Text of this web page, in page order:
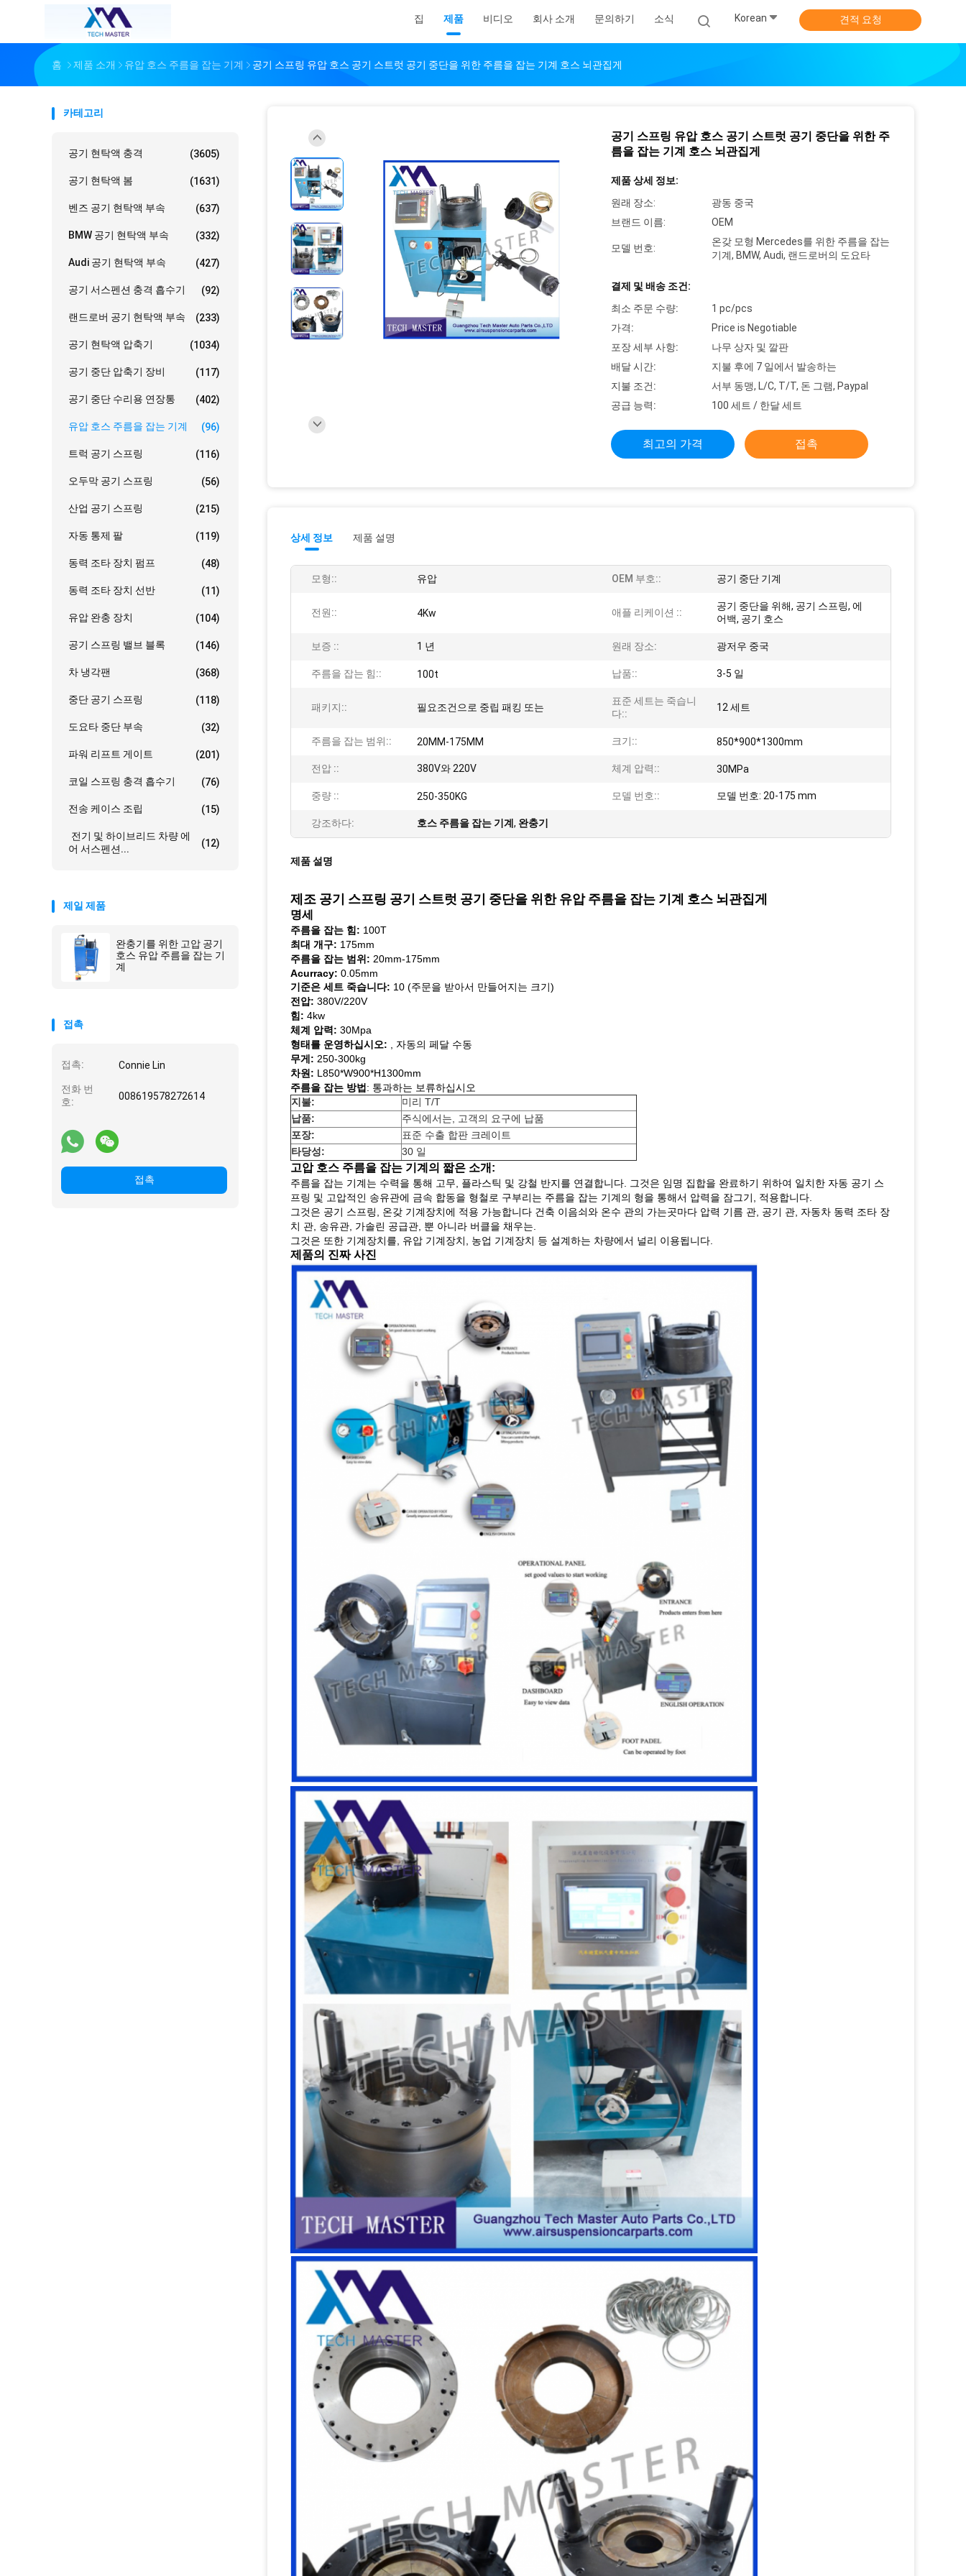
집 제품 비디오 회사 소개 문의하기 소식 Korean 견적 요청
홈 제품 소개 유압 호스 주름을 잡는 기계 공기 스프링 유압 호스 공기 스트럿 공기 중단을 위한 주름을 잡는 기계 호스 뇌관집게
카테고리
공기 현탁액 충격 (3605)
공기 현탁액 봄 (1631)
벤즈 공기 현탁액 부속 (637)
BMW 공기 현탁액 부속 (332)
Audi 공기 현탁액 부속 (427)
공기 서스펜션 충격 흡수기 (92)
랜드로버 공기 현탁액 부속 (233)
공기 현탁액 압축기 (1034)
공기 중단 압축기 장비 (117)
공기 중단 수리용 연장통 (402)
유압 호스 주름을 잡는 기계 (96)
트럭 공기 스프링 (116)
오두막 공기 스프링 (56)
산업 공기 스프링 (215)
자동 통제 팔 (119)
동력 조타 장치 펌프 (48)
동력 조타 장치 선반 (11)
유압 완충 장치 (104)
공기 스프링 밸브 블록 (146)
차 냉각팬 (368)
중단 공기 스프링 (118)
도요타 중단 부속 (32)
파워 리프트 게이트 (201)
코일 스프링 충격 흡수기 (76)
전송 케이스 조립 (15)
전기 및 하이브리드 차량 에
어 서스펜션...
(12)
제일 제품
완충기를 위한 고압 공기
호스 유압 주름을 잡는 기
계
접촉
접촉: Connie Lin
전화 번
호:
008619578272614
접촉
공기 스프링 유압 호스 공기 스트럿 공기 중단을 위한 주
름을 잡는 기계 호스 뇌관집게
제품 상세 정보:
원래 장소:
광동 중국
브랜드 이름:
OEM
모델 번호:
온갖 모형 Mercedes를 위한 주름을 잡는
기계, BMW, Audi, 랜드로버의 도요타
결제 및 배송 조건:
최소 주문 수량:
1 pc/pcs
가격:
Price is Negotiable
포장 세부 사항:
나무 상자 및 깔판
배달 시간:
지불 후에 7 일에서 발송하는
지불 조건:
서부 동맹, L/C, T/T, 돈 그램, Paypal
공급 능력:
100 세트 / 한달 세트
최고의 가격 접촉
상세 정보 제품 설명
모형:: 유압 OEM 부호:: 공기 중단 기계
전원:: 4Kw 애플 리케이션 ::
공기 중단을 위해, 공기 스프링, 에
어백, 공기 호스
보증 :: 1 년 원래 장소: 광저우 중국
주름을 잡는 힘:: 100t 납품:: 3-5 일
패키지:: 필요조건으로 중립 패킹 또는
표준 세트는 죽습니
다::
12 세트
주름을 잡는 범위:: 20MM-175MM 크기:: 850*900*1300mm
전압 :: 380V와 220V 체계 압력:: 30MPa
중량 :: 250-350KG 모델 번호:: 모델 번호: 20-175 mm
강조하다: 호스 주름을 잡는 기계 , 완충기
제품 설명
제조 공기 스프링 공기 스트럿 공기 중단을 위한 유압 주름을 잡는 기계 호스 뇌관집게
명세
주름을 잡는 힘: 100T
최대 개구: 175mm
주름을 잡는 범위: 20mm-175mm
Acurracy: 0.05mm
기준은 세트 죽습니다: 10 (주문을 받아서 만들어지는 크기)
전압: 380V/220V
힘: 4kw
체계 압력: 30Mpa
형태를 운영하십시오: , 자동의 페달 수동
무게: 250-300kg
차원: L850*W900*H1300mm
주름을 잡는 방법 : 통과하는 보류하십시오
지불:
미리 T/T
납품:
주식에서는, 고객의 요구에 납품
포장:
표준 수출 합판 크레이트
타당성:
30 일
고압 호스 주름을 잡는 기계의 짧은 소개:
주름을 잡는 기계는 수력을 통해 고무, 플라스틱 및 강철 반지를 연결합니다. 그것은 임명 집합을 완료하기 위하여 일치한 자동 공기 스
프링 및 고압적인 송유관에 금속 합동을 형철로 구부리는 주름을 잡는 기계의 형을 통해서 압력을 잠그기, 적용합니다.
그것은 공기 스프링, 온갖 기계장치에 적용 가능합니다 건축 이음쇠와 온수 관의 가는곳마다 압력 기름 관, 공기 관, 자동차 동력 조타 장
치 관, 송유관, 가솔린 공급관, 뿐 아니라 버클을 채우는.
그것은 또한 기계장치를, 유압 기계장치, 농업 기계장치 등 설계하는 차량에서 널리 이용됩니다.
제품의 진짜 사진